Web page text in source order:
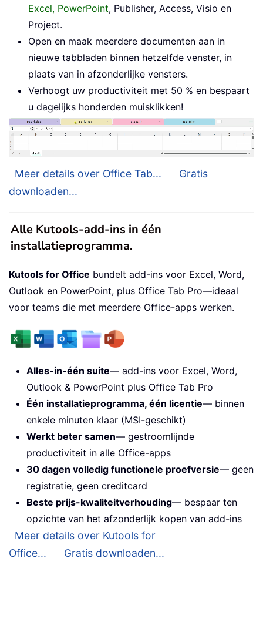
Excel, PowerPoint, Publisher, Access, Visio en
Project.
Open en maak meerdere documenten aan in
nieuwe tabbladen binnen hetzelfde venster, in
plaats van in afzonderlijke vensters.
Verhoogt uw productiviteit met 50 % en bespaart
u dagelijks honderden muisklikken!
Meer details over Office Tab...
Gratis
downloaden...
Alle Kutools-add-ins in één
installatieprogramma.
Kutools for Office bundelt add-ins voor Excel, Word,
Outlook en PowerPoint, plus Office Tab Pro—ideaal
voor teams die met meerdere Office-apps werken.
Alles-in-één suite— add-ins voor Excel, Word,
Outlook & PowerPoint plus Office Tab Pro
Één installatieprogramma, één licentie— binnen
enkele minuten klaar (MSI-geschikt)
Werkt beter samen— gestroomlijnde
productiviteit in alle Office-apps
30 dagen volledig functionele proefversie— geen
registratie, geen creditcard
Beste prijs-kwaliteitverhouding— bespaar ten
opzichte van het afzonderlijk kopen van add-ins
Meer details over Kutools for
Office...
Gratis downloaden...